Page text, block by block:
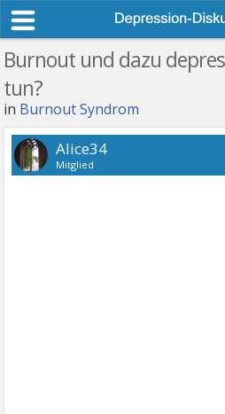
Burnout und dazu
tun?
in Burnout Syndrom
Alice34
Mitglied